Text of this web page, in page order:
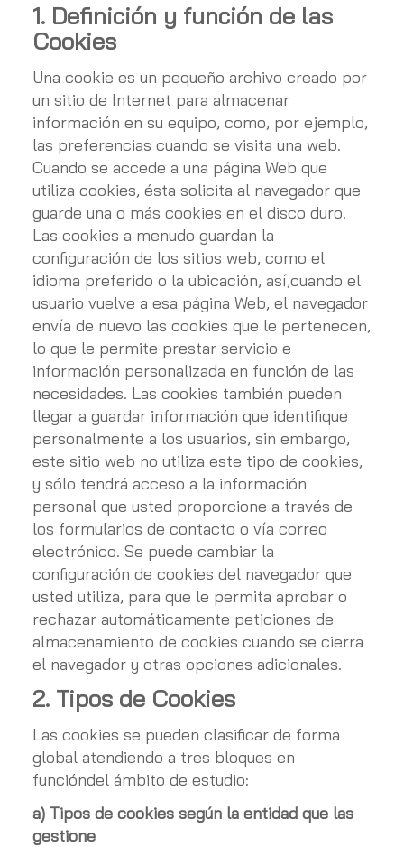
1. Definición y función de las
Cookies
Una cookie es un pequeño archivo creado por
un sitio de Internet para almacenar
información en su equipo, como, por ejemplo,
las preferencias cuando se visita una web.
Cuando se accede a una página Web que
utiliza cookies, ésta solicita al navegador que
guarde una o más cookies en el disco duro.
Las cookies a menudo guardan la
configuración de los sitios web, como el
idioma preferido o la ubicación, así,cuando el
usuario vuelve a esa página Web, el navegador
envía de nuevo las cookies que le pertenecen,
lo que le permite prestar servicio e
información personalizada en función de las
necesidades. Las cookies también pueden
llegar a guardar información que identifique
personalmente a los usuarios, sin embargo,
este sitio web no utiliza este tipo de cookies,
y sólo tendrá acceso a la información
personal que usted proporcione a través de
los formularios de contacto o vía correo
electrónico. Se puede cambiar la
configuración de cookies del navegador que
usted utiliza, para que le permita aprobar o
rechazar automáticamente peticiones de
almacenamiento de cookies cuando se cierra
el navegador y otras opciones adicionales.
2. Tipos de Cookies
Las cookies se pueden clasificar de forma
global atendiendo a tres bloques en
funcióndel ámbito de estudio:
a) Tipos de cookies según la entidad que las
gestione